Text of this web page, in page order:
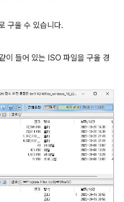
구울 수 있습니다.
이 들어 있는 ISO 파일을 구울 경